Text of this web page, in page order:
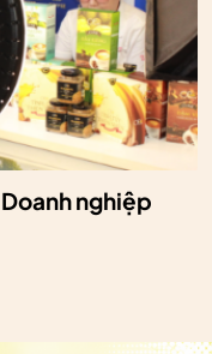
nghiệp